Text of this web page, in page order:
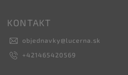
KONTAKT
objednavky@lucerna.sk
+421465420569